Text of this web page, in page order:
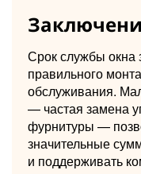
Срок службы окна
правильного
обслуживания.
— частая замена
фурнитуры —
значительные
и поддерживать